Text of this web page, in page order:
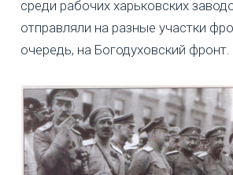
среди рабочих харьковских
отправляли на разные участки
очередь, на Богодуховский фронт.